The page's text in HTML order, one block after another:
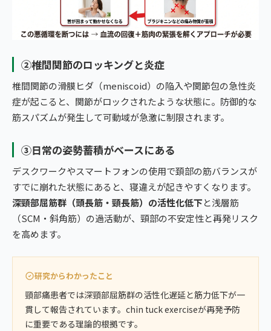
②椎間関節のロッキングと炎症
椎間関節の滑膜ヒダ（meniscoid）の陥入や関節包の急性炎
症が起こると、関節がロックされたような状態に。防御的な
筋スパズムが発生して可動域が急激に制限されます。
③日常の姿勢蓄積がベースにある
デスクワークやスマートフォンの使用で頚部の筋バランスが
すでに崩れた状態にあると、寝違えが起きやすくなります。
深頸部屈筋群（頭長筋・頸長筋）の活性化低下と浅層筋
（SCM・斜角筋）の過活動が、頸部の不安定性と再発リスク
を高めます。
研究からわかったこと
頸部痛患者では深頸部屈筋群の活性化遅延と筋力低下が一
貫して報告されています。chin tuck exerciseが再発予防
に重要である理論的根拠です。